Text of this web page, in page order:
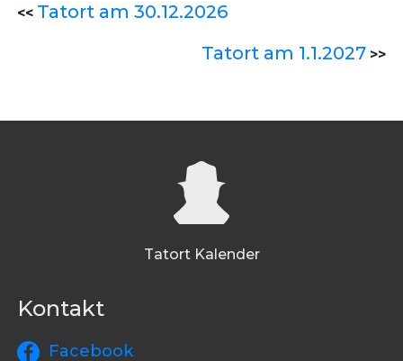
<< Tatort am 30.12.2026
Tatort am 1.1.2027 >>
Tatort Kalender
Kontakt
Facebook